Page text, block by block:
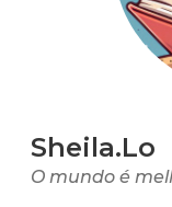
Sheila.Lo
O mundo é